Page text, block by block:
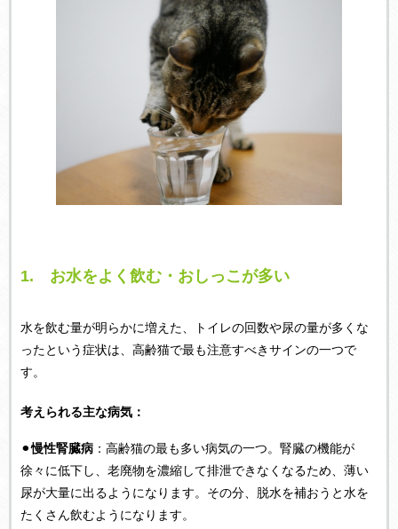
1. お水をよく飲む・おしっこが多い
水を飲む量が明らかに増えた、トイレの回数や尿の量が多くな
ったという症状は、高齢猫で最も注意すべきサインの一つで
す。
考えられる主な病気：
⚫︎慢性腎臓病 ：高齢猫の最も多い病気の一つ。腎臓の機能が
徐々に低下し、老廃物を濃縮して排泄できなくなるため、薄い
尿が大量に出るようになります。その分、脱水を補おうと水を
たくさん飲むようになります。